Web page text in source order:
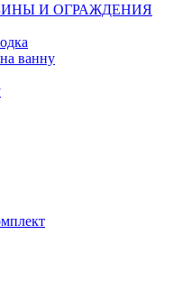
И ОГРАЖДЕНИЯ
ванну